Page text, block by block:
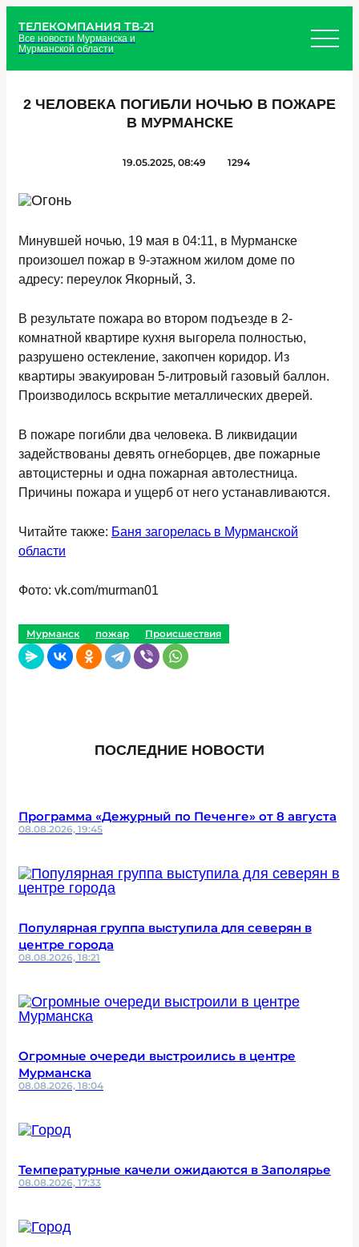
ТЕЛЕКОМПАНИЯ ТВ-21
Все новости Мурманска и
Мурманской области
2 ЧЕЛОВЕКА ПОГИБЛИ НОЧЬЮ В ПОЖАРЕ
В МУРМАНСКЕ
19.05.2025, 08:49 1294
Минувшей ночью, 19 мая в 04:11, в Мурманске
произошел пожар в 9-этажном жилом доме по
адресу: переулок Якорный, 3.
В результате пожара во втором подъезде в 2-
комнатной квартире кухня выгорела полностью,
разрушено остекление, закопчен коридор. Из
квартиры эвакуирован 5-литровый газовый баллон.
Производилось вскрытие металлических дверей.
В пожаре погибли два человека. В ликвидации
задействованы девять огнеборцев, две пожарные
автоцистерны и одна пожарная автолестница.
Причины пожара и ущерб от него устанавливаются.
Читайте также: Баня загорелась в Мурманской
области
Фото: vk.com/murman01
Мурманск пожар Происшествия
ПОСЛЕДНИЕ НОВОСТИ
Программа «Дежурный по Печенге» от 8 августа
08.08.2026, 19:45
Популярная группа выступила для северян в
центре города
08.08.2026, 18:21
Огромные очереди выстроились в центре
Мурманска
08.08.2026, 18:04
Температурные качели ожидаются в Заполярье
08.08.2026, 17:33